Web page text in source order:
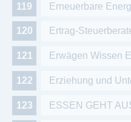
Erneuerbare
Ertrag-
Erwägen Wissen
Erziehung und
ESSEN GEHT